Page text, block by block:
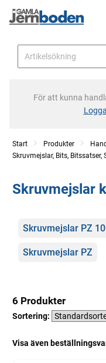
För att kunna
Start Produkter
Skruvmejslar, Bits, Bitssatser,
Skruvmejslar
Kategorier
Skruvmejslar PZ
Skruvmejslar PZ
6 Produkter
Sortering:
Visa även